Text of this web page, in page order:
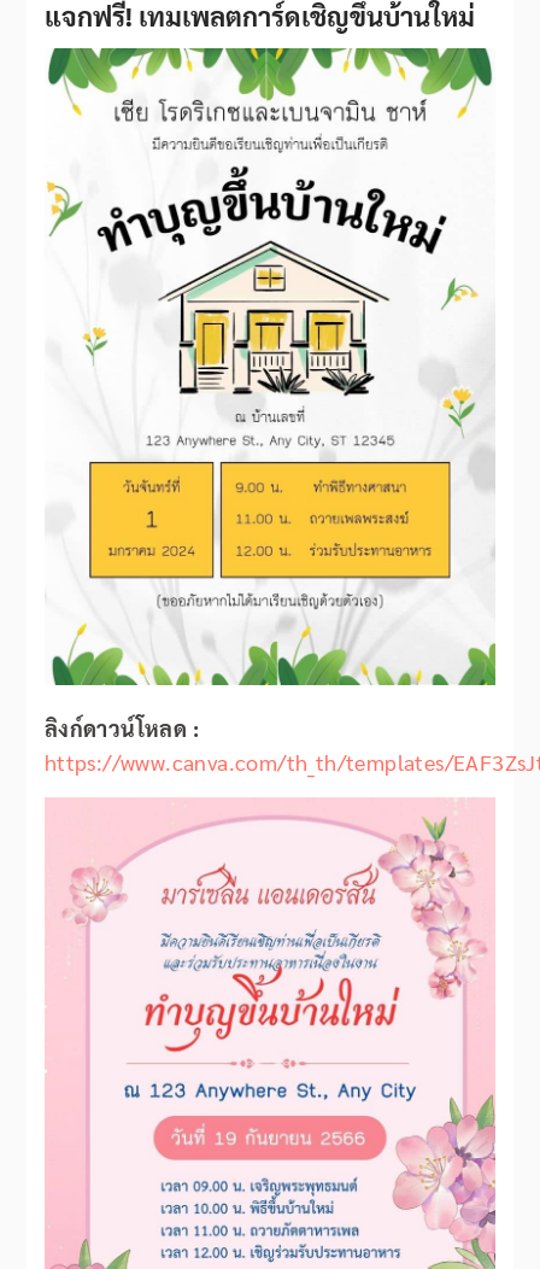
แจกฟรี! เทมเพลตการ์ดเชิญขึ้นบ้านใหม่
ลิงก์ดาวน์โหลด :
https://www.canva.com/th_th/templates/